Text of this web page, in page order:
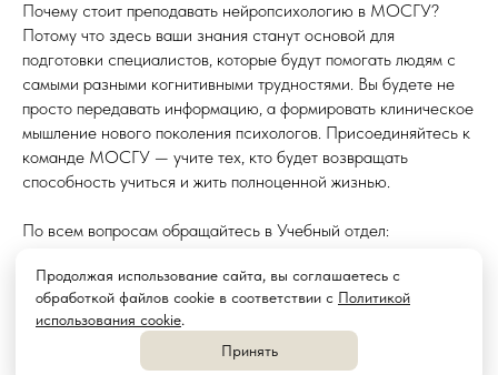
Продолжая использование сайта, вы соглашаетесь с
обработкой файлов cookie в соответствии с Политикой
использования cookie.
Принять
Почему стоит преподавать нейропсихологию в МОСГУ?
Потому что здесь ваши знания станут основой для
подготовки специалистов, которые будут помогать людям с
самыми разными когнитивными трудностями. Вы будете не
просто передавать информацию, а формировать клиническое
мышление нового поколения психологов. Присоединяйтесь к
команде МОСГУ — учите тех, кто будет возвращать
способность учиться и жить полноценной жизнью.
По всем вопросам обращайтесь в Учебный отдел:
2026-03-28 08:29